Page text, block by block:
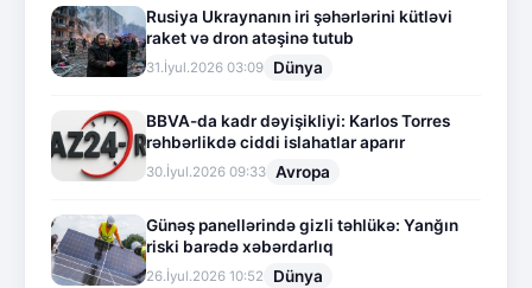
Rusiya Ukraynanın iri şəhərlərini kütləvi
raket və dron atəşinə tutub
31.İyul.2026 03:09 Dünya
BBVA-da kadr dəyişikliyi: Karlos Torres
rəhbərlikdə ciddi islahatlar aparır
30.İyul.2026 09:33 Avropa
Günəş panellərində gizli təhlükə: Yanğın
riski barədə xəbərdarlıq
26.İyul.2026 10:52 Dünya